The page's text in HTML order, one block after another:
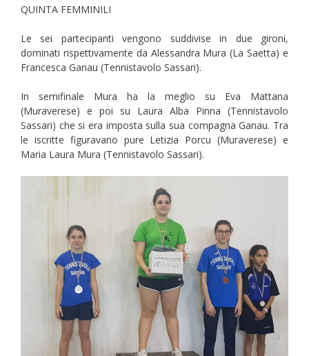
QUINTA FEMMINILI
Le sei partecipanti vengono suddivise in due gironi,
dominati rispettivamente da Alessandra Mura (La Saetta) e
Francesca Ganau (Tennistavolo Sassari).
In semifinale Mura ha la meglio su Eva Mattana
(Muraverese) e poi su Laura Alba Pinna (Tennistavolo
Sassari) che si era imposta sulla sua compagna Ganau. Tra
le iscritte figuravano pure Letizia Porcu (Muraverese) e
Maria Laura Mura (Tennistavolo Sassari).